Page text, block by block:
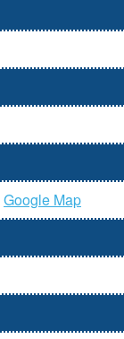
Google Map